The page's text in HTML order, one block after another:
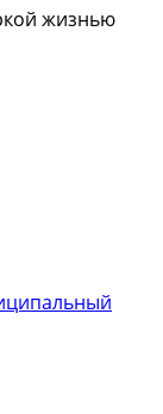
жизнью